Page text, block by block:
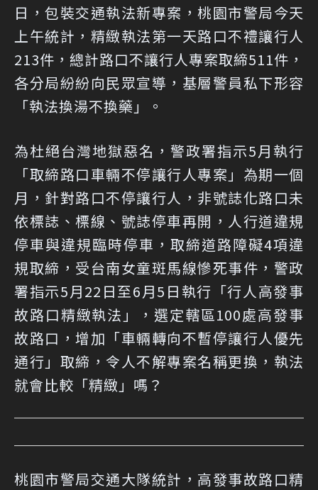
日，包裝交通執法新專案，桃園市警局今天
上午統計，精緻執法第一天路口不禮讓行人
213件，總計路口不讓行人專案取締511件，
各分局紛紛向民眾宣導，基層警員私下形容
「執法換湯不換藥」。
為杜絕台灣地獄惡名，警政署指示5月執行
「取締路口車輛不停讓行人專案」為期一個
月，針對路口不停讓行人，非號誌化路口未
依標誌、標線、號誌停車再開，人行道違規
停車與違規臨時停車，取締道路障礙4項違
規取締，受台南女童斑馬線慘死事件，警政
署指示5月22日至6月5日執行「行人高發事
故路口精緻執法」，選定轄區100處高發事
故路口，增加「車輛轉向不暫停讓行人優先
通行」取締，令人不解專案名稱更換，執法
就會比較「精緻」嗎？
桃園市警局交通大隊統計，高發事故路口精